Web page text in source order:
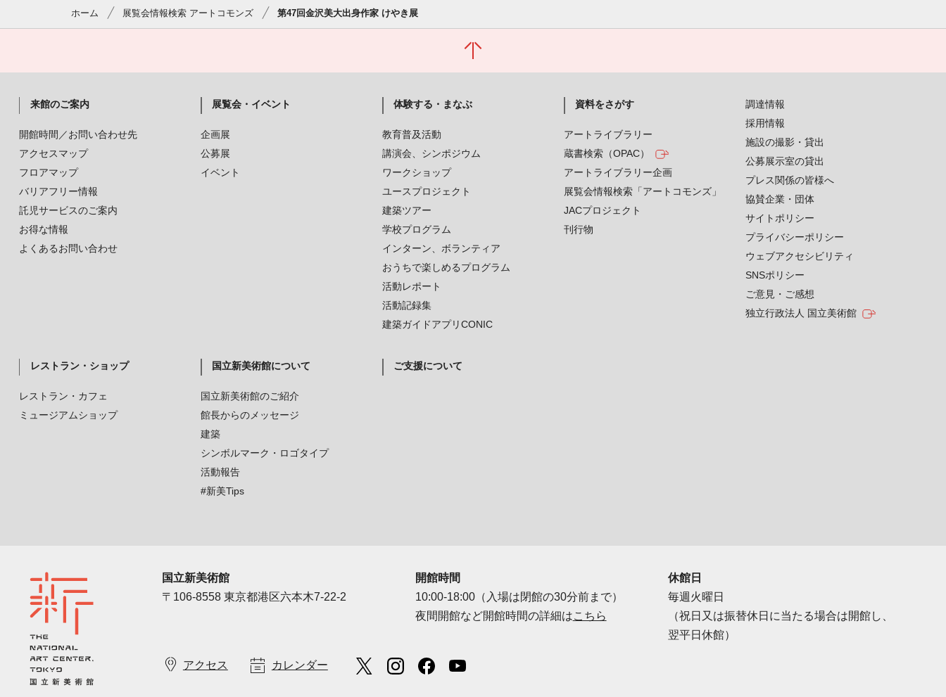
ホーム 展覧会情報検索 アートコモンズ 第47回金沢美大出身作家 けやき展
来館のご案内
開館時間／お問い合わせ先
アクセスマップ
フロアマップ
バリアフリー情報
託児サービスのご案内
お得な情報
よくあるお問い合わせ
展覧会・イベント
企画展
公募展
イベント
体験する・まなぶ
教育普及活動
講演会、シンポジウム
ワークショップ
ユースプロジェクト
建築ツアー
学校プログラム
インターン、ボランティア
おうちで楽しめるプログラム
活動レポート
活動記録集
建築ガイドアプリCONIC
資料をさがす
アートライブラリー
蔵書検索（OPAC）
アートライブラリー企画
展覧会情報検索「アートコモンズ」
JACプロジェクト
刊行物
レストラン・ショップ
レストラン・カフェ
ミュージアムショップ
国立新美術館について
国立新美術館のご紹介
館長からのメッセージ
建築
シンボルマーク・ロゴタイプ
活動報告
#新美Tips
ご支援について
調達情報
採用情報
施設の撮影・貸出
公募展示室の貸出
プレス関係の皆様へ
協賛企業・団体
サイトポリシー
プライバシーポリシー
ウェブアクセシビリティ
SNSポリシー
ご意見・ご感想
独立行政法人 国立美術館
国立新美術館
〒106-8558 東京都港区六本木7-22-2
開館時間
10:00-18:00（入場は閉館の30分前まで）
夜間開館など開館時間の詳細はこちら
休館日
毎週火曜日
（祝日又は振替休日に当たる場合は開館し、
翌平日休館）
アクセス カレンダー